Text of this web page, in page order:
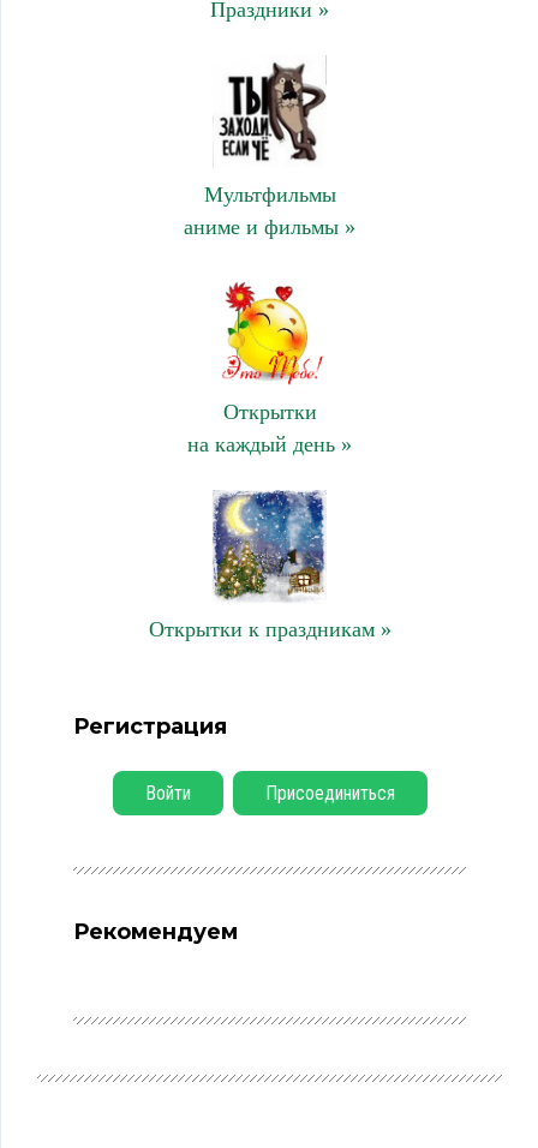
Праздники »
Мультфильмы
аниме и фильмы »
Открытки
на каждый день »
Открытки к праздникам »
Регистрация
Войти Присоединиться
Рекомендуем